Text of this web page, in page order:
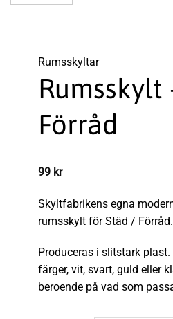
Rums­skyltar
Rumsskylt
Förråd
99 kr
Skyltfabrikens egna
rumsskylt för Städ / Förråd.
Produceras i slitstark
färger, vit, svart, guld eller
beroende på vad som